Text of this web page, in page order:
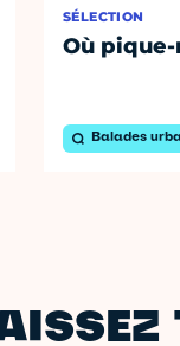
SÉLECTION
Où
Balades